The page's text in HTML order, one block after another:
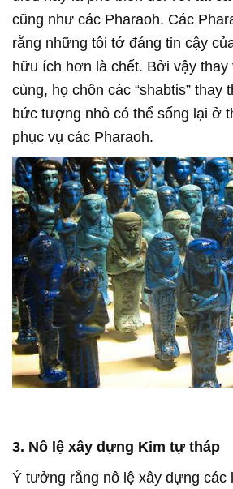
cũng như các Pharaoh. Các
rằng những tôi tớ đáng tin cậy
hữu ích hơn là chết. Bởi vậy
cùng, họ chôn các “shabtis” thay
bức tượng nhỏ có thể sống lại ở
phục vụ các Pharaoh.
3. Nô lệ xây dựng Kim tự tháp
Ý tưởng rằng nô lệ xây dựng các